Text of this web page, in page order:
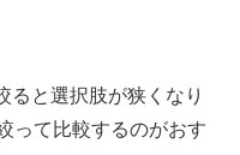
ると選択肢が狭くなり
って比較するのがおす